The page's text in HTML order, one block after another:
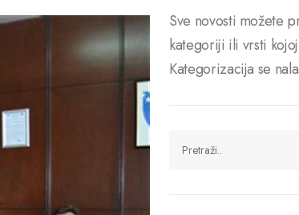
Sve novosti možete
kategoriji ili vrsti
Kategorizacija se